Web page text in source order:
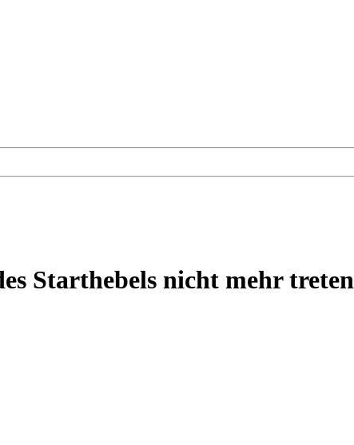
Starthebels nicht mehr treten